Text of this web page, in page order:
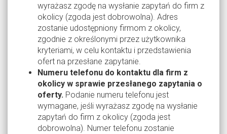
wyrażasz zgodę na wysłanie zapytań do firm z
okolicy (zgoda jest dobrowolna). Adres
zostanie udostępniony firmom z okolicy,
zgodnie z określonymi przez użytkownika
kryteriami, w celu kontaktu i przedstawienia
ofert na przesłane zapytanie.
Numeru telefonu do kontaktu dla firm z
okolicy w sprawie przesłanego zapytania o
oferty. Podanie numeru telefonu jest
wymagane, jeśli wyrażasz zgodę na wysłanie
zapytań do firm z okolicy (zgoda jest
dobrowolna). Numer telefonu zostanie